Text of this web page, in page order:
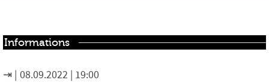
Informations
08.09.2022 | 19:00